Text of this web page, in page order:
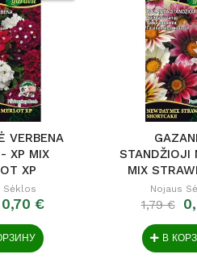
VERBENA
XP MIX
XP
Sėklos
0,70 €
STANDŽIOJI
MIX
Nojaus
1,79 €
В